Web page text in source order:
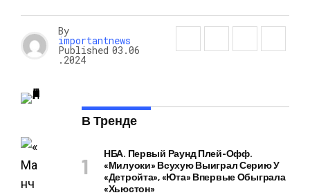
By
importantnews
Published 03.06
.2024
В Тренде
НБА. Первый Раунд Плей-Офф.
«Милуоки» Всухую Выиграл Серию У
«Детройта», «Юта» Впервые Обыграла
«Хьюстон»